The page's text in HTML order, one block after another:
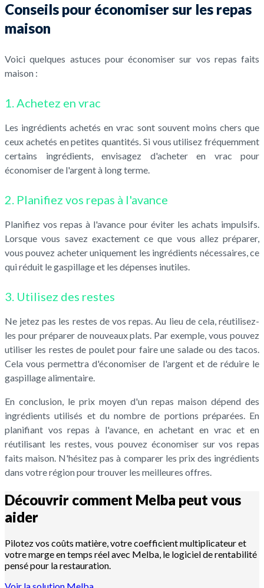
Conseils pour économiser sur les repas
maison
Voici quelques astuces pour économiser sur vos repas faits
maison :
1. Achetez en vrac
Les ingrédients achetés en vrac sont souvent moins chers que
ceux achetés en petites quantités. Si vous utilisez fréquemment
certains ingrédients, envisagez d'acheter en vrac pour
économiser de l'argent à long terme.
2. Planifiez vos repas à l'avance
Planifiez vos repas à l'avance pour éviter les achats impulsifs.
Lorsque vous savez exactement ce que vous allez préparer,
vous pouvez acheter uniquement les ingrédients nécessaires, ce
qui réduit le gaspillage et les dépenses inutiles.
3. Utilisez des restes
Ne jetez pas les restes de vos repas. Au lieu de cela, réutilisez-
les pour préparer de nouveaux plats. Par exemple, vous pouvez
utiliser les restes de poulet pour faire une salade ou des tacos.
Cela vous permettra d'économiser de l'argent et de réduire le
gaspillage alimentaire.
En conclusion, le prix moyen d'un repas maison dépend des
ingrédients utilisés et du nombre de portions préparées. En
planifiant vos repas à l'avance, en achetant en vrac et en
réutilisant les restes, vous pouvez économiser sur vos repas
faits maison. N'hésitez pas à comparer les prix des ingrédients
dans votre région pour trouver les meilleures offres.
Découvrir comment Melba peut vous
aider
Pilotez vos coûts matière, votre coefficient multiplicateur et
votre marge en temps réel avec Melba, le logiciel de rentabilité
pensé pour la restauration.